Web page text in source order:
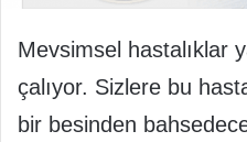
Mevsimsel hastalıklar
çalıyor. Sizlere bu
bir besinden